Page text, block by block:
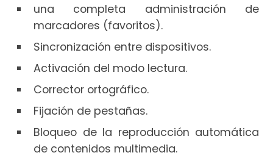
una completa administración de
marcadores (favoritos).
Sincronización entre dispositivos.
Activación del modo lectura.
Corrector ortográfico.
Fijación de pestañas.
Bloqueo de la reproducción automática
de contenidos multimedia.